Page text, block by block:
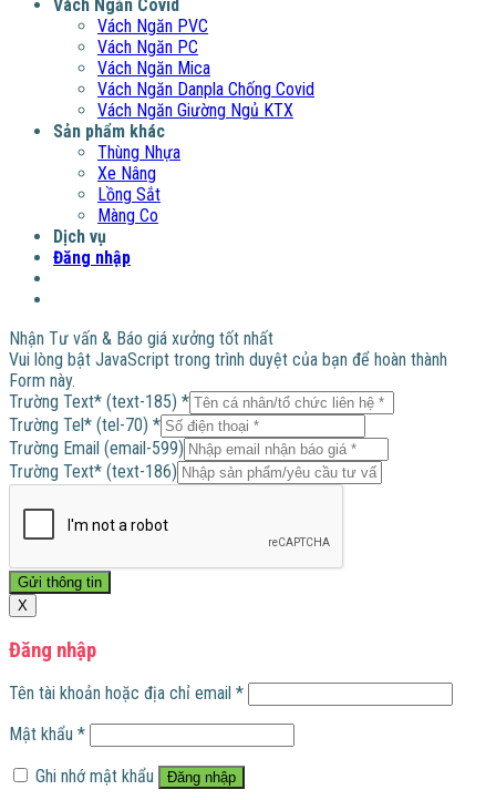
Vách Ngăn Covid
Vách Ngăn PVC
Vách Ngăn PC
Vách Ngăn Mica
Vách Ngăn Danpla Chống Covid
Vách Ngăn Giường Ngủ KTX
Sản phẩm khác
Thùng Nhựa
Xe Nâng
Lồng Sắt
Màng Co
Dịch vụ
Đăng nhập
Nhận Tư vấn & Báo giá xưởng tốt nhất
Vui lòng bật JavaScript trong trình duyệt của bạn để hoàn thành
Form này.
Trường
Trường
(tel-
70)
Trường Text* (text-185) *
Trường Tel* (tel-70) *
Trường Email (email-599)
Trường Text* (text-186)
Gửi thông tin
X
Đăng nhập
Tên tài khoản hoặc địa chỉ email *
Mật khẩu *
Ghi nhớ mật khẩu
Đăng nhập